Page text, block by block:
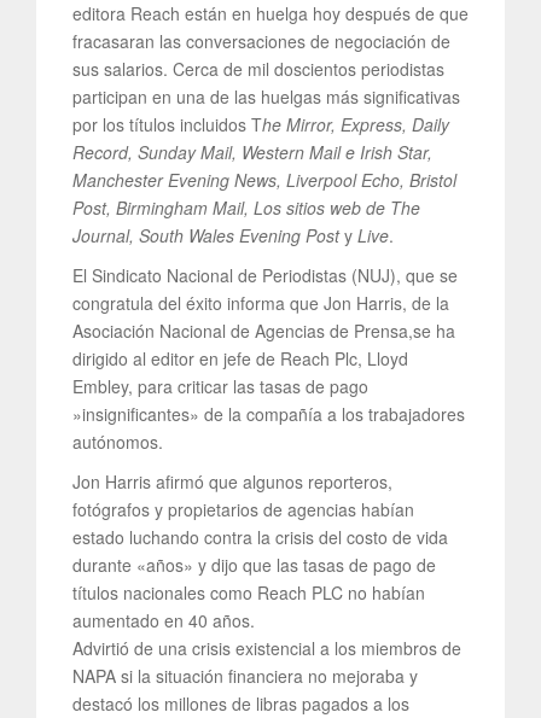
editora Reach están en huelga hoy después de que
fracasaran las conversaciones de negociación de
sus salarios. Cerca de mil doscientos periodistas
participan en una de las huelgas más significativas
por los títulos incluidos The Mirror, Express, Daily
Record, Sunday Mail, Western Mail e Irish Star,
Manchester Evening News, Liverpool Echo, Bristol
Post, Birmingham Mail, Los sitios web de The
Journal, South Wales Evening Posty Live.
El Sindicato Nacional de Periodistas (NUJ), que se
congratula del éxito informa que Jon Harris, de la
Asociación Nacional de Agencias de Prensa,se ha
dirigido al editor en jefe de Reach Plc, Lloyd
Embley, para criticar las tasas de pago
»insignificantes» de la compañía a los trabajadores
autónomos.
Jon Harris afirmó que algunos reporteros,
fotógrafos y propietarios de agencias habían
estado luchando contra la crisis del costo de vida
durante «años» y dijo que las tasas de pago de
títulos nacionales como Reach PLC no habían
aumentado en 40 años.
Advirtió de una crisis existencial a los miembros de
NAPA si la situación financiera no mejoraba y
destacó los millones de libras pagados a los